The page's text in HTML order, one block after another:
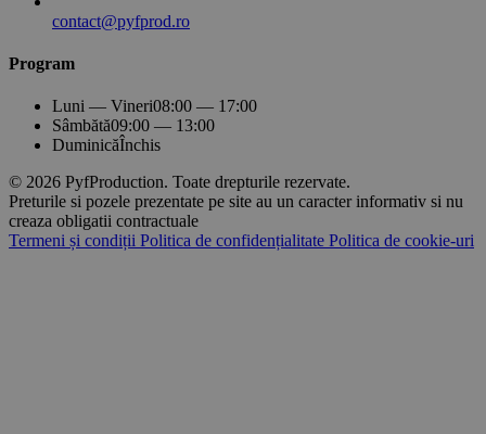
contact@pyfprod.ro
Program
Luni — Vineri08:00 — 17:00
Sâmbătă09:00 — 13:00
DuminicăÎnchis
© 2026 PyfProduction. Toate drepturile rezervate.
Preturile si pozele prezentate pe site au un caracter informativ si nu
creaza obligatii contractuale
Termeni și condiții Politica de confidențialitate Politica de cookie-uri